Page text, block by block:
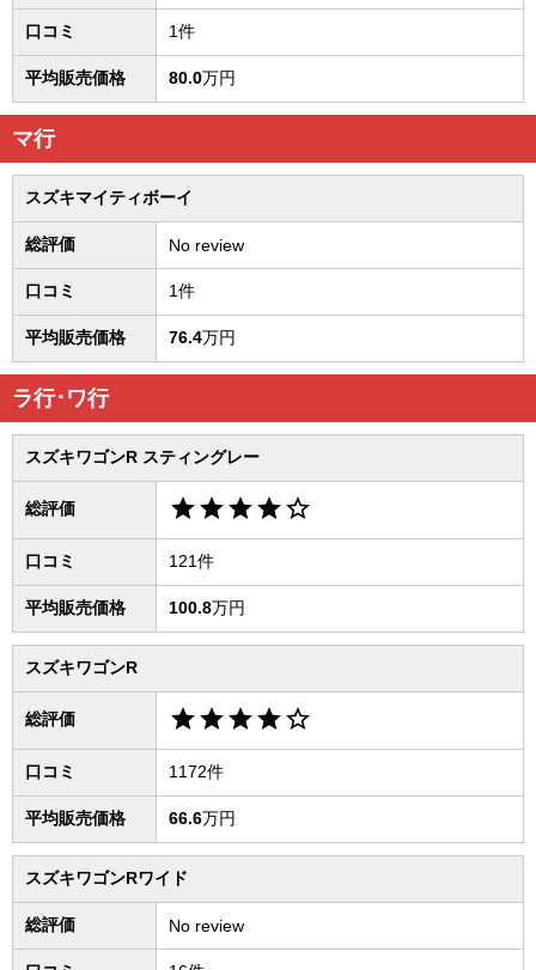
口コミ 1件
平均販売価格 80.0万円
マ行
スズキマイティボーイ
総評価 No review
口コミ 1件
平均販売価格 76.4万円
ラ行･ワ行
スズキワゴンR スティングレー
総評価 starstarstarstarstar_border
口コミ 121件
平均販売価格 100.8万円
スズキワゴンR
総評価 starstarstarstarstar_border
口コミ 1172件
平均販売価格 66.6万円
スズキワゴンRワイド
総評価 No review